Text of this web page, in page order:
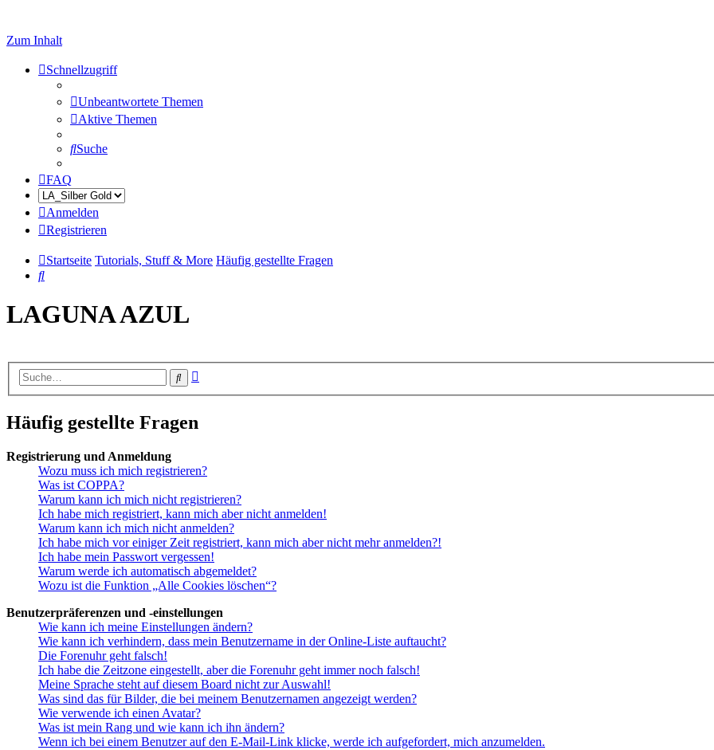
Zum Inhalt
Schnellzugriff
Unbeantwortete Themen
Aktive Themen
Suche
FAQ
Anmelden
Registrieren
Startseite Tutorials, Stuff & More Häufig gestellte Fragen
Suche
LAGUNA AZUL
Suche
Häufig gestellte Fragen
Registrierung und Anmeldung
Wozu muss ich mich registrieren?
Was ist COPPA?
Warum kann ich mich nicht registrieren?
Ich habe mich registriert, kann mich aber nicht anmelden!
Warum kann ich mich nicht anmelden?
Ich habe mich vor einiger Zeit registriert, kann mich aber nicht mehr anmelden?!
Ich habe mein Passwort vergessen!
Warum werde ich automatisch abgemeldet?
Wozu ist die Funktion „Alle Cookies löschen“?
Benutzerpräferenzen und -einstellungen
Wie kann ich meine Einstellungen ändern?
Wie kann ich verhindern, dass mein Benutzername in der Online-Liste auftaucht?
Die Forenuhr geht falsch!
Ich habe die Zeitzone eingestellt, aber die Forenuhr geht immer noch falsch!
Meine Sprache steht auf diesem Board nicht zur Auswahl!
Was sind das für Bilder, die bei meinem Benutzernamen angezeigt werden?
Wie verwende ich einen Avatar?
Was ist mein Rang und wie kann ich ihn ändern?
Wenn ich bei einem Benutzer auf den E-Mail-Link klicke, werde ich aufgefordert, mich anzumelden.